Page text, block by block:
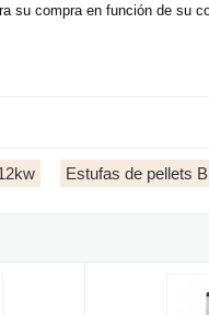
su compra en función de su
Estufas de pellets
Bronpi NINA-